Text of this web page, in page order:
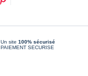
Un site 100% sécurisé
PAIEMENT SECURISE